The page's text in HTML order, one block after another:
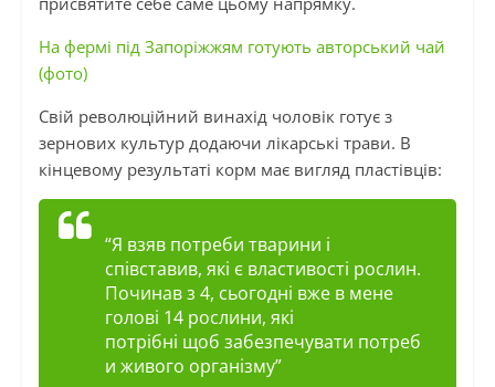
На фермі під Запоріжжям готують авторський чай
(фото)
Свій революційний винахід чоловік готує з
зернових культур додаючи лікарські трави. В
кінцевому результаті корм має вигляд пластівців:
“Я взяв потреби тварини і
співставив, які є властивості рослин.
Починав з 4, сьогодні вже в мене
голові 14 рослини, які
потрібні щоб забезпечувати потреб
и живого організму”